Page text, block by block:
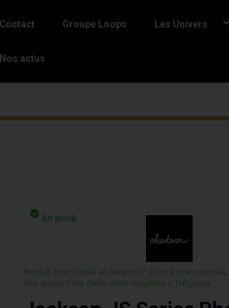
Contact Groupe Loops Les Univers
Nos actus
En stock
Produit disponible en livraison¹ sous 3 jours ouvrés,
des aujourd’hui dans notre magasin a Trégueux.